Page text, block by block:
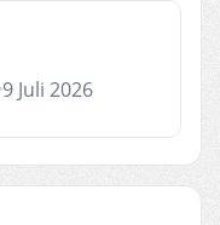
9 Juli 2026